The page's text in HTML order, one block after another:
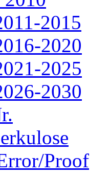
2015
2020
2025
2030
Proof